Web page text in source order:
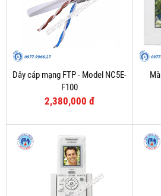
Dây cáp mạng FTP - Model NC5E-
F100
2,380,000 đ